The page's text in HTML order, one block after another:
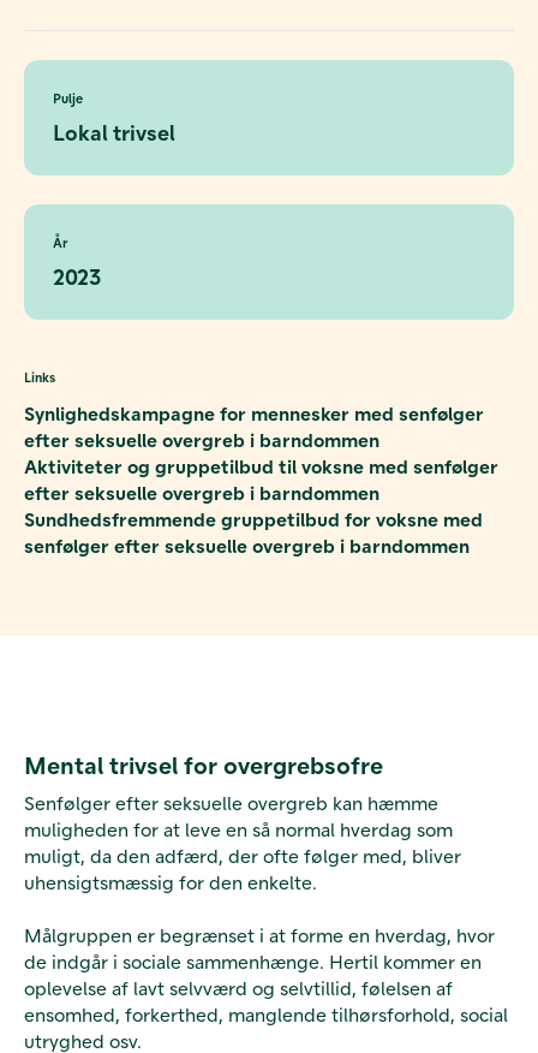
Pulje
Lokal trivsel
År
2023
Links
Synlighedskampagne for mennesker med senfølger
efter seksuelle overgreb i barndommen
Aktiviteter og gruppetilbud til voksne med senfølger
efter seksuelle overgreb i barndommen
Sundhedsfremmende gruppetilbud for voksne med
senfølger efter seksuelle overgreb i barndommen
Mental trivsel for overgrebsofre
Senfølger efter seksuelle overgreb kan hæmme
muligheden for at leve en så normal hverdag som
muligt, da den adfærd, der ofte følger med, bliver
uhensigtsmæssig for den enkelte.
Målgruppen er begrænset i at forme en hverdag, hvor
de indgår i sociale sammenhænge. Hertil kommer en
oplevelse af lavt selvværd og selvtillid, følelsen af
ensomhed, forkerthed, manglende tilhørsforhold, social
utryghed osv.